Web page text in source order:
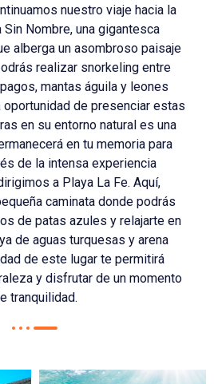
nuestro viaje hacia la
Nombre, una gigantesca
alberga un asombroso paisaje
realizar snorkeling entre
mantas águila y leones
de presenciar estas
en su entorno natural es una
en tu memoria para
de la intensa experiencia
a Playa La Fe. Aquí,
caminata donde podrás
de patas azules y relajarte en
de aguas turquesas y arena
de este lugar te permitirá
y disfrutar de un momento
tranquilidad.